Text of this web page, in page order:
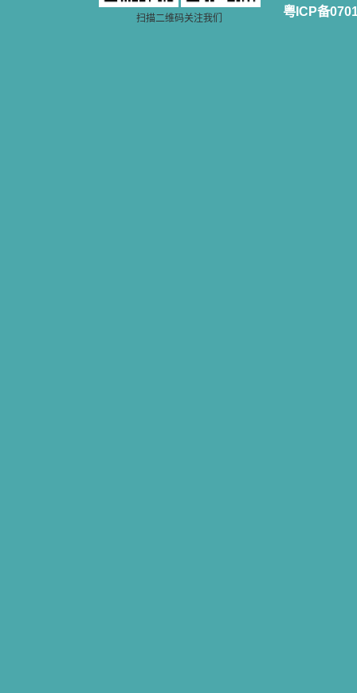
扫描二维码关注我们 粤ICP备